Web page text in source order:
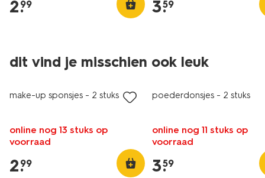
2.
99 3.
59
dit vind je misschien ook leuk
vegan
make-up sponsjes - 2 stuks
online nog 13 stuks op
voorraad
2.
99
poederdonsjes - 2 stuks
online nog 11 stuks op
voorraad
3.
59